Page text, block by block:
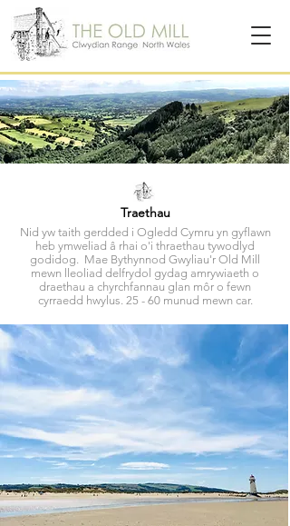
Traethau
Nid yw taith gerdded i Ogledd Cymru yn gyflawn
heb ymweliad â rhai o'i thraethau tywodlyd
godidog. Mae Bythynnod Gwyliau'r Old Mill
mewn lleoliad delfrydol gydag amrywiaeth o
draethau a chyrchfannau glan môr o fewn
cyrraedd hwylus. 25 - 60 munud mewn car.